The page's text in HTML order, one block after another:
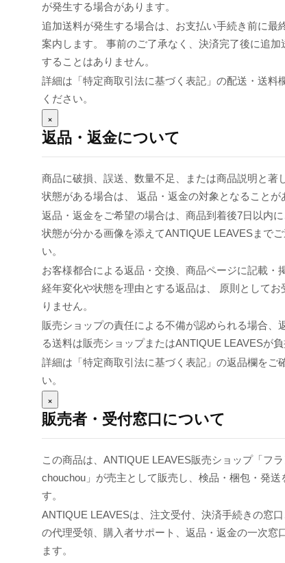
が発生する場合があります。
追加送料が発生する場合は、お支払い手続き前に最
案内します。 事前のご了承なく、決済完了後に追加
することはありません。
詳細は「特定商取引法に基づく表記」の配送・送料
ください。
×
返品・返金について
商品に破損、誤送、数量不足、または商品説明と著
状態がある場合は、 返品・返金の対象となることが
返品・返金をご希望の場合は、商品到着後7日以内
状態が分かる画像を添えてANTIQUE LEAVESまでご
い。
お客様都合による返品・交換、商品ページに記載・
経年変化や状態を理由とする返品は、 原則としてお
りません。
販売ショップの責任による不備が認められる場合、
る送料は販売ショップまたはANTIQUE LEAVESが負
詳細は「特定商取引法に基づく表記」の返品欄をご
い。
×
販売者・受付窓口について
この商品は、ANTIQUE LEAVES販売ショップ「フ
chouchou」が売主として販売し、検品・梱包・発送
す。
ANTIQUE LEAVESは、注文受付、決済手続きの窓
の代理受領、購入者サポート、返品・返金の一次窓
ます。